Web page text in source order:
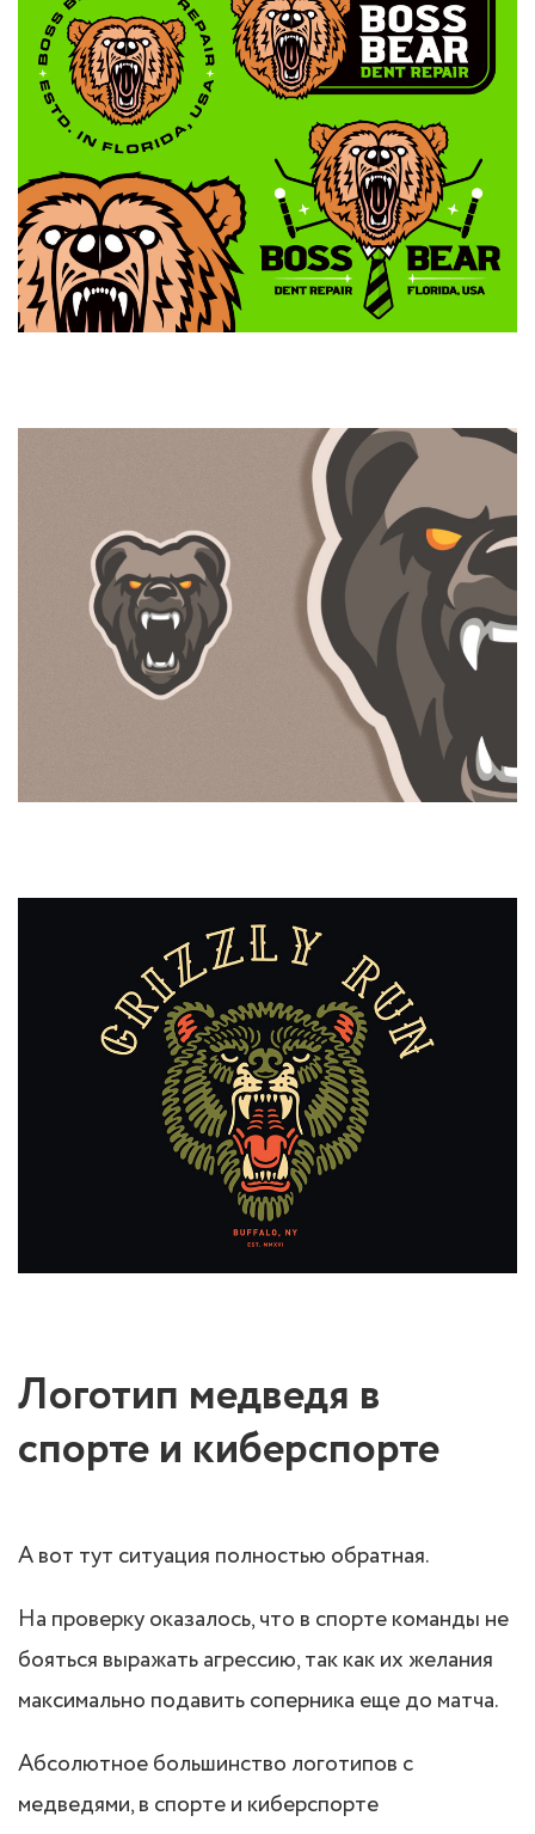
Логотип медведя в
спорте и киберспорте
А вот тут ситуация полностью обратная.
На проверку оказалось, что в спорте команды не
бояться выражать агрессию, так как их желания
максимально подавить соперника еще до матча.
Абсолютное большинство логотипов с
медведями, в спорте и киберспорте